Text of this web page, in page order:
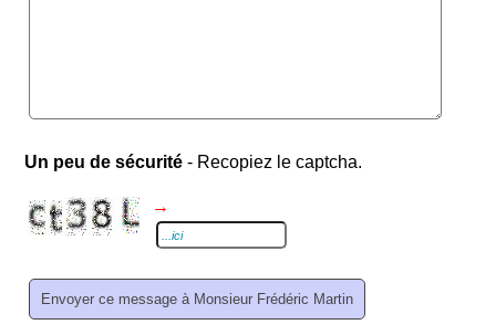
Un peu de sécurité - Recopiez le captcha.
→